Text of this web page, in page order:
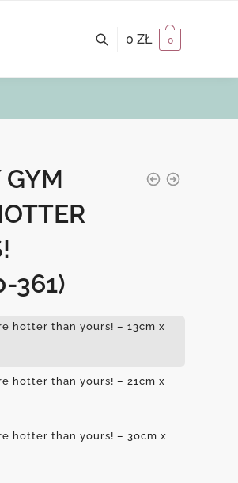
0 ZŁ 0
361)
hotter than yours! – 13cm x
hotter than yours! – 21cm x
hotter than yours! – 30cm x